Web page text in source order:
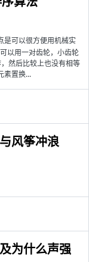
是可以很方便用机械实
以用一对齿轮，小齿轮
然后比较上也没有相等
素置换...
风筝冲浪
为什么声强